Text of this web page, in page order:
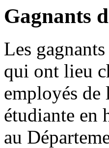
Gagnants
Les
qui ont lieu
employés
étudiante en
au